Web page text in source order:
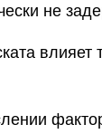
не
влияет